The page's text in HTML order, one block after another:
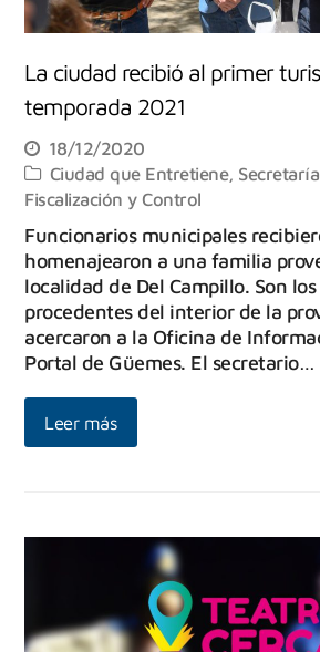
La ciudad recibió al primer
temporada 2021
18/12/2020
Ciudad que Entretiene,
Fiscalización y Control
Funcionarios municipales
homenajearon a una familia
localidad de Del Campillo. Son
procedentes del interior de la
acercaron a la Oficina de
Portal de Güemes. El secretario…
Leer más